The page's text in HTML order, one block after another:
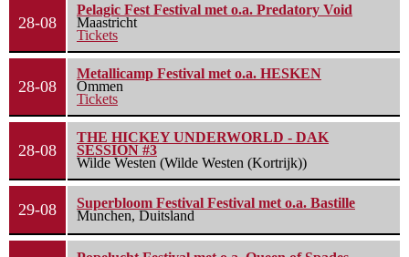
28-08
Pelagic Fest Festival met o.a. Predatory Void
Maastricht
Tickets
28-08
Metallicamp Festival met o.a. HESKEN
Ommen
Tickets
28-08
THE HICKEY UNDERWORLD - DAK
SESSION #3
Wilde Westen (Wilde Westen (Kortrijk))
29-08
Superbloom Festival Festival met o.a. Bastille
Munchen, Duitsland